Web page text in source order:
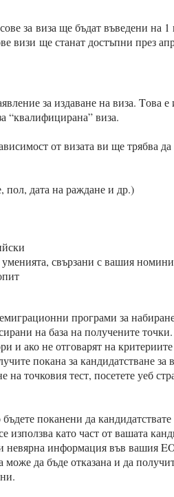
за виза ще бъдат въведени на
визи ще станат достъпни през
за издаване на виза. Tова
“квалифицирана” виза.
от визата ви ще трябва
дата на раждане и др.)
свързани с вашия
емиграционни програми за
на база на получените
и ако не отговарят на
покана за кандидатстване
на точковия тест, посетете уеб
поканени да
използва като част от вашата
невярна информация във вашия
да бъде отказана и да